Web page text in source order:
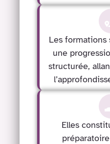
Les formations
une
structurée,
Elles